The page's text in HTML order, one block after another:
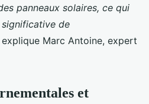
panneaux solaires, ce qui
de
explique Marc Antoine, expert
et